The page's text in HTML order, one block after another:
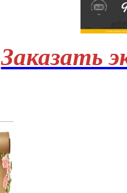
Заказать